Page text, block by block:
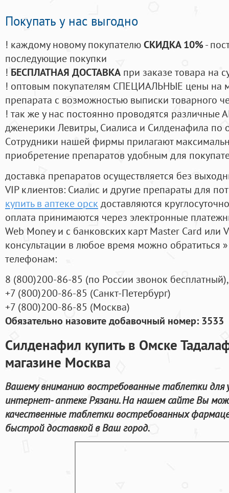
Покупать у нас выгодно
! каждому новому покупателюСКИДКА 10%-
последующие покупки
! БЕСПЛАТНАЯ ДОСТАВКА при заказе товара на
! оптовым покупателям СПЕЦИАЛЬНЫЕ цены на
препарата с возможностью выписки товарного
! так же у нас постоянно проводятся
дженерики Левитры, Сиалиса и Силденафила по
Cотрудники нашей фирмы прилагают
приобретение препаратов удобным для
доставка препаратов осуществляется без
VIP клиентов: Сиалис и другие препараты для
купить в аптеке орск доставляются круглосуточно
оплата принимаются через электронные
Web Money и с банковских карт Master Card или
консультации в любое время можно обратиться
телефонам:
8 (800)200-86-85 (по России звонок бесплатный),
+7 (800)200-86-85 (Санкт-Петербург)
+7 (800)200-86-85 (Москва)
Обязательно назовите добавочный номер: 3533
Силденафил купить в Омске
магазине Москва
Вашему вниманию востребованные таблетки для
интернет- аптеке Рязани. На нашем сайте Вы
качественные таблетки востребованных
быстрой доставкой в Ваш город.